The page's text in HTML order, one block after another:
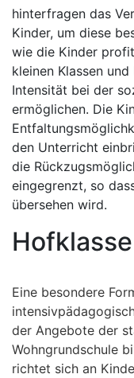
hinterfragen das
Kinder, um diese
wie die Kinder
kleinen Klassen
Intensität bei der
ermöglichen. Die
den Unterricht
die
eingegrenzt, so
übersehen wird.
Hofklasse
Eine besondere
der Angebote der
Wohngrundschule
richtet sich an